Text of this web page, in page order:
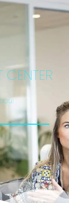
CENTER